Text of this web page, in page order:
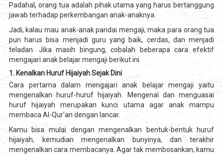
Padahal, orang tua adalah pihak utama yang harus bertanggung
jawab terhadap perkembangan anak-anaknya.
Jadi, kalau mau anak-anak pandai mengaji, maka para orang tua
pun harus bisa menjadi guru yang baik, cerdas, dan menjadi
teladan. Jika masih bingung, cobalah beberapa cara efektif
mengajari anak belajar mengaji berikut ini.
1. Kenalkan Huruf Hijaiyah Sejak Dini
Cara pertama dalam mengajari anak belajar mengaji yaitu
mengenalkan huruf-huruf hijaiyah. Mengenal dan menguasai
huruf hijaiyah merupakan kunci utama agar anak mampu
membaca Al-Qur’an dengan lancar.
Kamu bisa mulai dengan mengenalkan bentuk-bentuk huruf
hijaiyah, kemudian mengenalkan bunyinya, dan terakhir
mengenalkan cara membacanya. Agar tak membosankan, kamu